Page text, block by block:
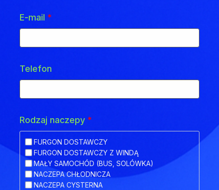
E-mail *
Telefon
Rodzaj naczepy *
FURGON DOSTAWCZY
FURGON DOSTAWCZY Z WINDĄ
MAŁY SAMOCHÓD (BUS, SOLÓWKA)
NACZEPA CHŁODNICZA
NACZEPA CYSTERNA